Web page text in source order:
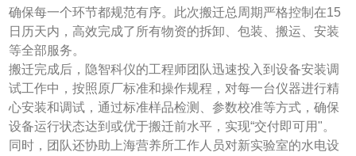
确保每一个环节都规范有序。此次搬迁总周期严格控制在15
日历天内，高效完成了所有物资的拆卸、包装、搬运、安装
等全部服务。
搬迁完成后，隐智科仪的工程师团队迅速投入到设备安装调
试工作中，按照原厂标准和操作规程，对每一台仪器进行精
心安装和调试，通过标准样品检测、参数校准等方式，确保
设备运行状态达到或优于搬迁前水平，实现“交付即可用"。
同时，团队还协助上海营养所工作人员对新实验室的水电设